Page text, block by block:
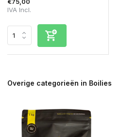
IVA Incl.
Overige categorieën in Boilies